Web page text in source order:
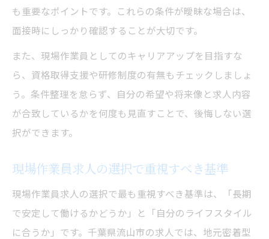
も重要なポイントです。これらの条件が曖昧な場合は、
面接時にしっかり確認することが大切です。
また、現場作業員としてのキャリアアップを目指すな
ら、資格取得支援や研修制度の有無もチェックしましょ
う。条件整理を怠らず、自分の希望や将来像と求人内容
が合致しているかを何度も見直すことで、後悔しない選
択ができます。
現場作業員求人の選択で重視すべき基準
現場作業員求人の選択で最も重視すべき基準は、「長期
で安定して働けるかどうか」と「自分のライフスタイル
に合うか」です。千葉県流山市の求人では、地元密着型